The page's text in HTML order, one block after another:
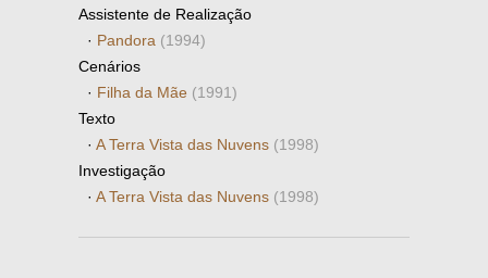
Assistente de Realização
· Pandora (1994)
Cenários
· Filha da Mãe (1991)
Texto
· A Terra Vista das Nuvens (1998)
Investigação
· A Terra Vista das Nuvens (1998)